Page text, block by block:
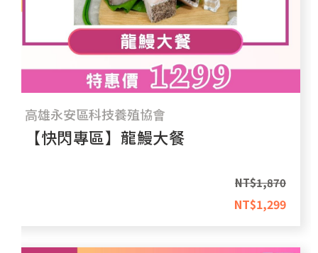
高雄永安區科技養殖協會
【快閃專區】龍鰻大餐
NT$1,870
NT$1,299